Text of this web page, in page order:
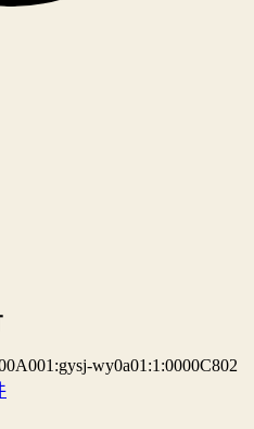
wy0a01:1:0000C802